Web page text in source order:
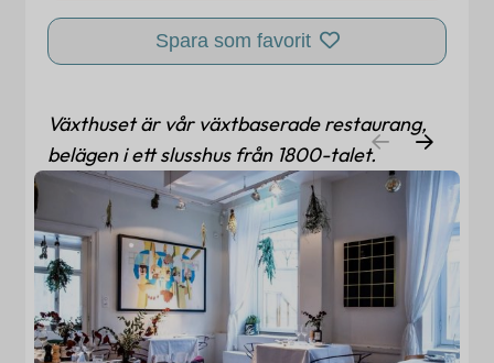
Spara som favorit
Växthuset är vår växtbaserade restaurang,
belägen i ett slusshus från 1800-talet.